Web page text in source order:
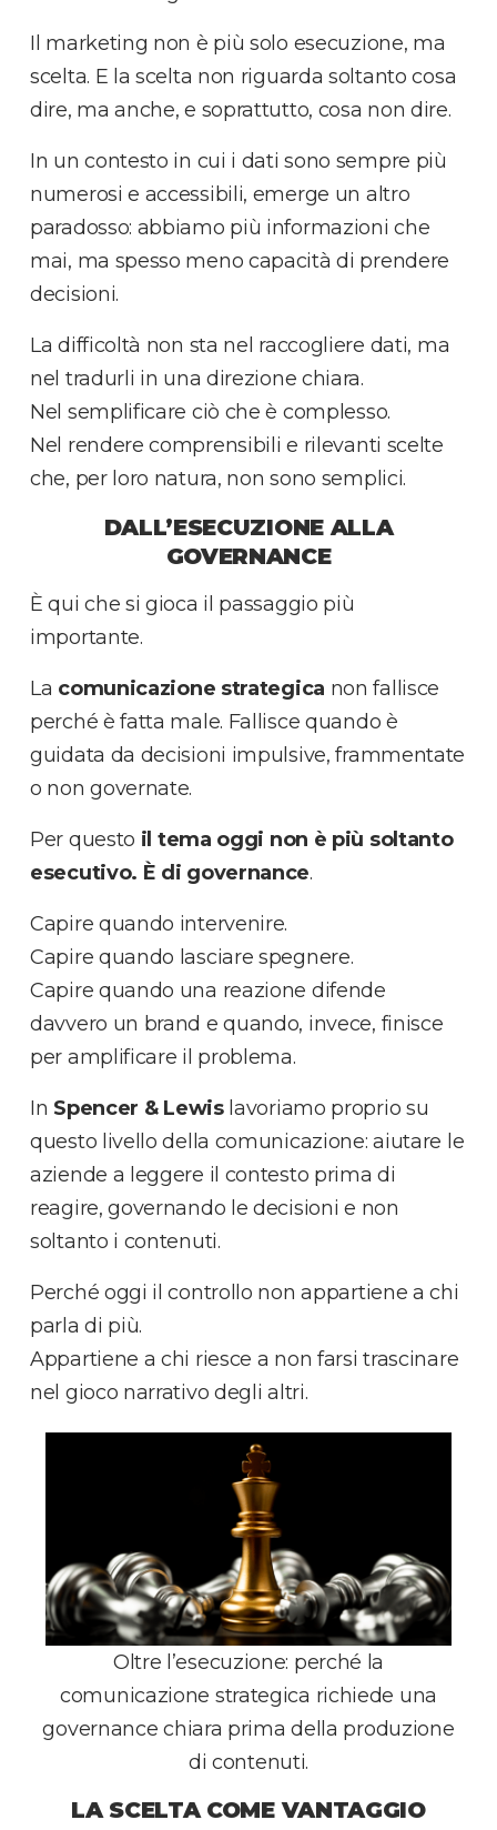
Il marketing non è più solo esecuzione, ma
scelta. E la scelta non riguarda soltanto cosa
dire, ma anche, e soprattutto, cosa non dire.
In un contesto in cui i dati sono sempre più
numerosi e accessibili, emerge un altro
paradosso: abbiamo più informazioni che
mai, ma spesso meno capacità di prendere
decisioni.
La difficoltà non sta nel raccogliere dati, ma
nel tradurli in una direzione chiara.
Nel semplificare ciò che è complesso.
Nel rendere comprensibili e rilevanti scelte
che, per loro natura, non sono semplici.
DALL’ESECUZIONE ALLA
GOVERNANCE
È qui che si gioca il passaggio più
importante.
La comunicazione strategica non fallisce
perché è fatta male. Fallisce quando è
guidata da decisioni impulsive, frammentate
o non governate.
Per questo il tema oggi non è più soltanto
esecutivo. È di governance.
Capire quando intervenire.
Capire quando lasciare spegnere.
Capire quando una reazione difende
davvero un brand e quando, invece, finisce
per amplificare il problema.
In Spencer & Lewislavoriamo proprio su
questo livello della comunicazione: aiutare le
aziende a leggere il contesto prima di
reagire, governando le decisioni e non
soltanto i contenuti.
Perché oggi il controllo non appartiene a chi
parla di più.
Appartiene a chi riesce a non farsi trascinare
nel gioco narrativo degli altri.
Oltre l’esecuzione: perché la
comunicazione strategica richiede una
governance chiara prima della produzione
di contenuti.
LA SCELTA COME VANTAGGIO